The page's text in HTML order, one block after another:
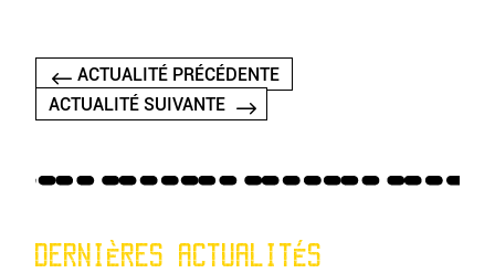
ACTUALITÉ PRÉCÉDENTE
ACTUALITÉ SUIVANTE
DERNIÈRES ACTUALITÉS